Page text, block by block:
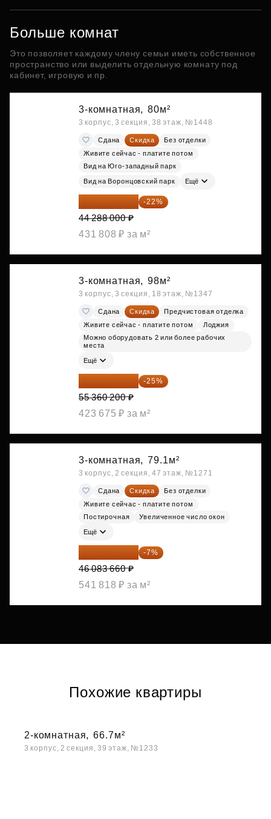
Больше комнат
Это позволяет каждому члену семьи иметь собственное
пространство или выделить отдельную комнату под
кабинет, игровую и пр.
3-комнатная, 80м²
3 корпус, 3 секция, 38 этаж, №1448
Сдана Скидка
Без отделки
Живите сейчас - платите потом
Вид на Юго-западный парк
Вид на Воронцовский парк Ещё
34 544 640 ₽ -22%
44 288 000 ₽
431 808 ₽ за м²
3-комнатная, 98м²
3 корпус, 3 секция, 18 этаж, №1347
Сдана Скидка
Предчистовая отделка
Живите сейчас - платите потом
Лоджия
Можно оборудовать 2 или более рабочих
места
Ещё
41 520 150 ₽ -25%
55 360 200 ₽
423 675 ₽ за м²
3-комнатная, 79.1м²
3 корпус, 2 секция, 47 этаж, №1271
Сдана Скидка
Без отделки
Живите сейчас - платите потом
Постирочная
Увеличенное число окон
Ещё
42 857 804 ₽ -7%
46 083 660 ₽
541 818 ₽ за м²
Похожие квартиры
2-комнатная, 66.7м²
3 корпус, 2 секция, 39 этаж, №1233